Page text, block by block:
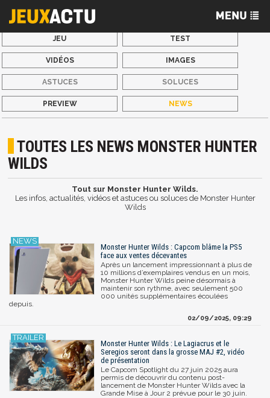
JEU TEST
VIDÉOS IMAGES
ASTUCES SOLUCES
PREVIEW NEWS
TOUTES LES NEWS MONSTER HUNTER
WILDS
Tout sur Monster Hunter Wilds.
Les infos, actualités, vidéos et astuces ou soluces de Monster Hunter
Wilds
Monster Hunter Wilds : Capcom blâme la PS5
face aux ventes décevantes
Après un lancement impressionnant à plus de
10 millions d’exemplaires vendus en un mois,
Monster Hunter Wilds peine désormais à
maintenir son rythme, avec seulement 500
000 unités supplémentaires écoulées
depuis.
02/09/2025, 09:29
Monster Hunter Wilds : Le Lagiacrus et le
Seregios seront dans la grosse MAJ #2, vidéo
de présentation
Le Capcom Spotlight du 27 juin 2025 aura
permis de découvrir du contenu post-
lancement de Monster Hunter Wilds avec la
Grande Mise à Jour 2 prévue pour le 30 juin.